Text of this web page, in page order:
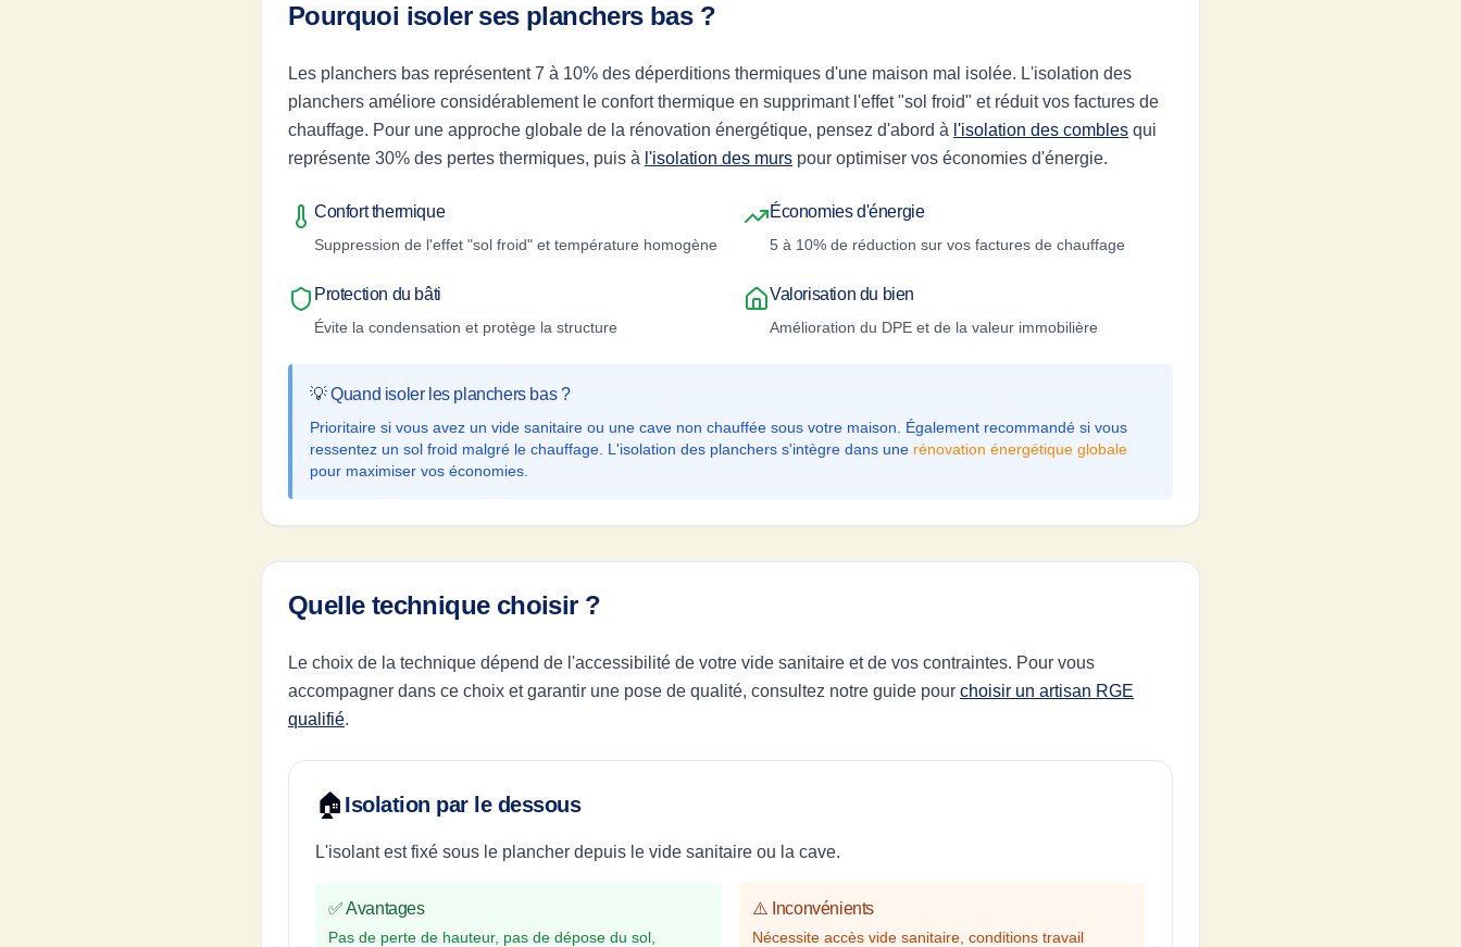
Pourquoi isoler ses planchers bas ?
Les planchers bas représentent 7 à 10% des déperditions thermiques d'une maison mal isolée. L'isolation des
planchers améliore considérablement le confort thermique en supprimant l'effet "sol froid" et réduit vos factures de
chauffage. Pour une approche globale de la rénovation énergétique, pensez d'abord à l'isolation des combles qui
représente 30% des pertes thermiques, puis à l'isolation des murs pour optimiser vos économies d'énergie.
Confort thermique
Suppression de l'effet "sol froid" et température homogène
Économies d'énergie
5 à 10% de réduction sur vos factures de chauffage
Protection du bâti
Évite la condensation et protège la structure
Valorisation du bien
Amélioration du DPE et de la valeur immobilière
💡 Quand isoler les planchers bas ?
Prioritaire si vous avez un vide sanitaire ou une cave non chauffée sous votre maison. Également recommandé si vous
ressentez un sol froid malgré le chauffage. L'isolation des planchers s'intègre dans une rénovation énergétique globale
pour maximiser vos économies.
Quelle technique choisir ?
Le choix de la technique dépend de l'accessibilité de votre vide sanitaire et de vos contraintes. Pour vous
accompagner dans ce choix et garantir une pose de qualité, consultez notre guide pour choisir un artisan RGE
qualifié.
🏠 Isolation par le dessous
L'isolant est fixé sous le plancher depuis le vide sanitaire ou la cave.
✅ Avantages
Pas de perte de hauteur, pas de dépose du sol,
⚠️ Inconvénients
Nécessite accès vide sanitaire, conditions travail